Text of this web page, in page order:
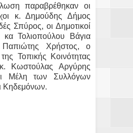
παραβρέθηκαν οι
κ. Δημούδης Δήμος
Σπύρος, οι Δημοτικοί
κα Τολιοπούλου Βάγια
Χρήστος, ο
Τοπικής Κοινότητας
Κωστούλας Αργύρης
Μέλη των Συλλόγων
Κηδεμόνων.